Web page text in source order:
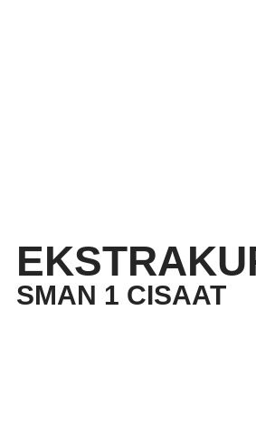
SMAN 1 CISAAT